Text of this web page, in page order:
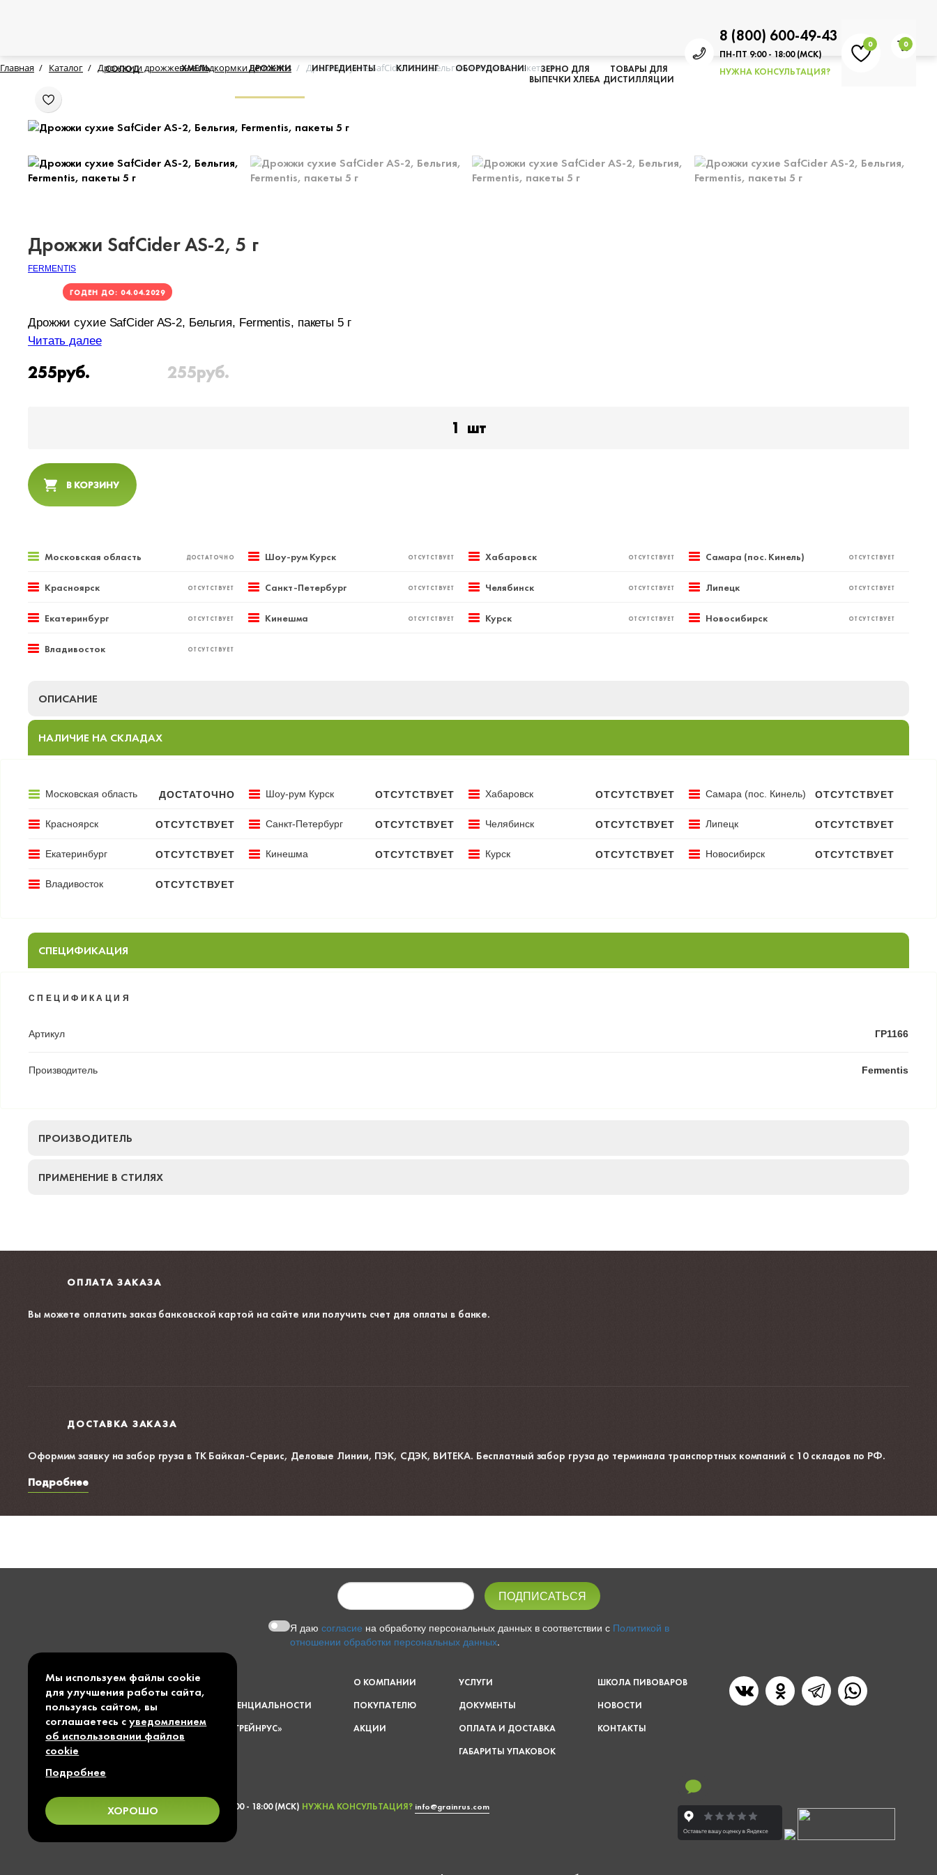
СОЛОД ХМЕЛЬ ДРОЖЖИ ИНГРЕДИЕНТЫ КЛИНИНГ ОБОРУДОВАНИЕ
ЗЕРНО ДЛЯ
ВЫПЕЧКИ ХЛЕБА
ТОВАРЫ ДЛЯ
ДИСТИЛЛЯЦИИ
8 (800) 600-49-43
ПН-ПТ 9:00 - 18:00 (МСК)
НУЖНА КОНСУЛЬТАЦИЯ?
0 0
Главная Каталог Дрожжи и дрожжевые подкормки Fermentis Дрожжи сухие SafCider AS-2, Бельгия, Fermentis, пакеты 5 г
Дрожжи SafCider AS-2, 5 г
FERMENTIS
ГОДЕН ДО: 04.04.2029
Дрожжи сухие SafCider AS-2, Бельгия, Fermentis, пакеты 5 г
Читать далее
255руб. 255руб.
1 шт
В КОРЗИНУ
Московская область ДОСТАТОЧНО Шоу-рум Курск ОТСУТСТВУЕТ Хабаровск ОТСУТСТВУЕТ Самара (пос. Кинель) ОТСУТСТВУЕТ
Красноярск ОТСУТСТВУЕТ Санкт-Петербург ОТСУТСТВУЕТ Челябинск ОТСУТСТВУЕТ Липецк ОТСУТСТВУЕТ
Екатеринбург ОТСУТСТВУЕТ Кинешма ОТСУТСТВУЕТ Курск ОТСУТСТВУЕТ Новосибирск ОТСУТСТВУЕТ
Владивосток ОТСУТСТВУЕТ
ОПИСАНИЕ
НАЛИЧИЕ НА СКЛАДАХ
Московская область ДОСТАТОЧНО Шоу-рум Курск ОТСУТСТВУЕТ Хабаровск ОТСУТСТВУЕТ Самара (пос. Кинель) ОТСУТСТВУЕТ
Красноярск ОТСУТСТВУЕТ Санкт-Петербург ОТСУТСТВУЕТ Челябинск ОТСУТСТВУЕТ Липецк ОТСУТСТВУЕТ
Екатеринбург ОТСУТСТВУЕТ Кинешма ОТСУТСТВУЕТ Курск ОТСУТСТВУЕТ Новосибирск ОТСУТСТВУЕТ
Владивосток ОТСУТСТВУЕТ
СПЕЦИФИКАЦИЯ
СПЕЦИФИКАЦИЯ
Артикул ГР1166
Производитель Fermentis
ПРОИЗВОДИТЕЛЬ
ПРИМЕНЕНИЕ В СТИЛЯХ
ОПЛАТА ЗАКАЗА
Вы можете оплатить заказ банковской картой на сайте или получить счет для оплаты в банке.
ДОСТАВКА ЗАКАЗА
Оформим заявку на забор груза в ТК Байкал-Сервис, Деловые Линии, ПЭК, СДЭК, ВИТЕКА. Бесплатный забор груза до терминала транспортных компаний с 10 складов по РФ.
Подробнее
Я даюсогласие на обработку персональных данных в соответствии с Политикой в
отношении обработки персональных данных.
ПУБЛИЧНАЯ ОФЕРТА
ПОЛИТИКА КОНФИДЕНЦИАЛЬНОСТИ
© 1997 — 2026 ООО «ГРЕЙНРУС»
О КОМПАНИИ
ПОКУПАТЕЛЮ
АКЦИИ
УСЛУГИ
ДОКУМЕНТЫ
ОПЛАТА И ДОСТАВКА
ГАБАРИТЫ УПАКОВОК
ШКОЛА ПИВОВАРОВ
НОВОСТИ
КОНТАКТЫ
8 (800) 600-49-43 ПН-ПТ 9:00 - 18:00 (МСК) НУЖНА КОНСУЛЬТАЦИЯ? info@grainrus.com
Мы используем файлы cookie
для улучшения работы сайта,
пользуясь сайтом, вы
соглашаетесь суведомлением
об использовании файлов
cookie
Подробнее
ХОРОШО